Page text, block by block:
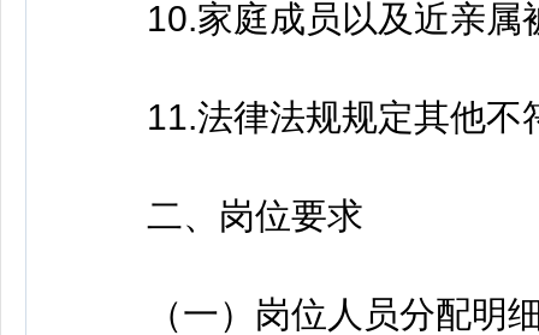
10.家庭成员以及近亲属
11.法律法规规定其他不
二、岗位要求
（一）岗位人员分配明